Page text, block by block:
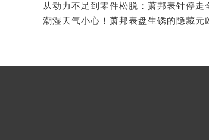
内蒙古自治区通辽市
内蒙古自治区乌海市
山西省大同市平城区
山西省晋城市城区黄
从动力不足到零件松脱：萧邦表针停走
潮湿天气小心！萧邦表盘生锈的隐藏元